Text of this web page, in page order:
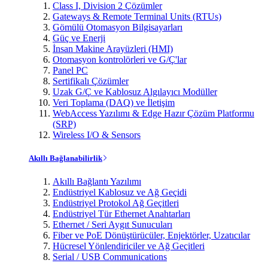
Class I, Division 2 Çözümler
Gateways & Remote Terminal Units (RTUs)
Gömülü Otomasyon Bilgisayarları
Güç ve Enerji
İnsan Makine Arayüzleri (HMI)
Otomasyon kontrolörleri ve G/Ç'lar
Panel PC
Sertifikalı Çözümler
Uzak G/Ç ve Kablosuz Algılayıcı Modüller
Veri Toplama (DAQ) ve İletişim
WebAccess Yazılımı & Edge Hazır Çözüm Platformu
(SRP)
Wireless I/O & Sensors
Akıllı Bağlanabilirlik
Akıllı Bağlantı Yazılımı
Endüstriyel Kablosuz ve Ağ Geçidi
Endüstriyel Protokol Ağ Geçitleri
Endüstriyel Tür Ethernet Anahtarları
Ethernet / Seri Aygıt Sunucuları
Fiber ve PoE Dönüştürücüler, Enjektörler, Uzatıcılar
Hücresel Yönlendiriciler ve Ağ Geçitleri
Serial / USB Communications